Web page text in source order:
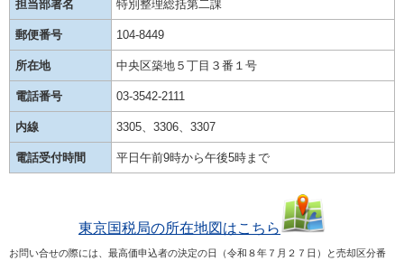
担当部署名 特別整理総括第二課
郵便番号 104-8449
所在地 中央区築地５丁目３番１号
電話番号 03-3542-2111
内線 3305、3306、3307
電話受付時間 平日午前9時から午後5時まで
東京国税局の所在地図はこちら
お問い合せの際には、最高価申込者の決定の日（令和８年７月２７日）と売却区分番